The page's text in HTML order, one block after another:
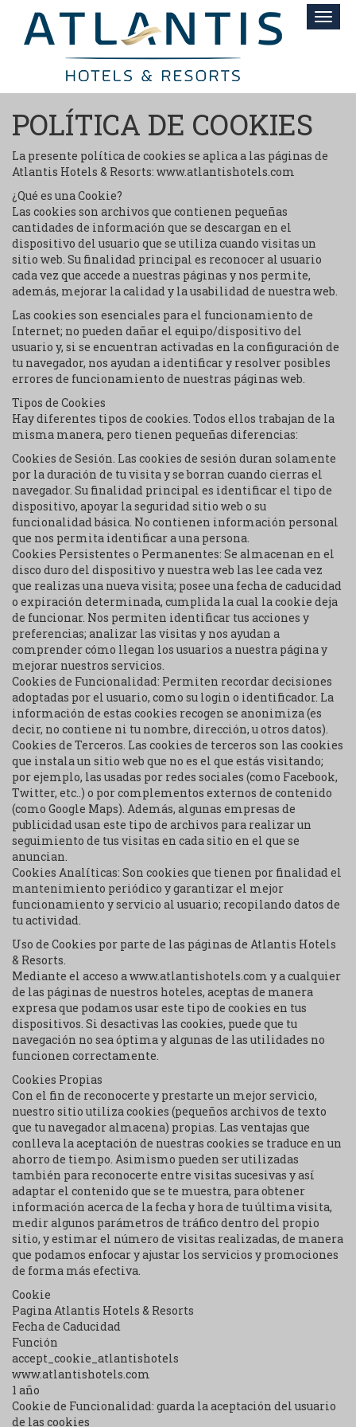
POLÍTICA DE COOKIES
La presente política de cookies se aplica a las páginas de
Atlantis Hotels & Resorts: www.atlantishotels.com
¿Qué es una Cookie?
Las cookies son archivos que contienen pequeñas
cantidades de información que se descargan en el
dispositivo del usuario que se utiliza cuando visitas un
sitio web. Su finalidad principal es reconocer al usuario
cada vez que accede a nuestras páginas y nos permite,
además, mejorar la calidad y la usabilidad de nuestra web.
Las cookies son esenciales para el funcionamiento de
Internet; no pueden dañar el equipo/dispositivo del
usuario y, si se encuentran activadas en la configuración de
tu navegador, nos ayudan a identificar y resolver posibles
errores de funcionamiento de nuestras páginas web.
Tipos de Cookies
Hay diferentes tipos de cookies. Todos ellos trabajan de la
misma manera, pero tienen pequeñas diferencias:
Cookies de Sesión. Las cookies de sesión duran solamente
por la duración de tu visita y se borran cuando cierras el
navegador. Su finalidad principal es identificar el tipo de
dispositivo, apoyar la seguridad sitio web o su
funcionalidad básica. No contienen información personal
que nos permita identificar a una persona.
Cookies Persistentes o Permanentes: Se almacenan en el
disco duro del dispositivo y nuestra web las lee cada vez
que realizas una nueva visita; posee una fecha de caducidad
o expiración determinada, cumplida la cual la cookie deja
de funcionar. Nos permiten identificar tus acciones y
preferencias; analizar las visitas y nos ayudan a
comprender cómo llegan los usuarios a nuestra página y
mejorar nuestros servicios.
Cookies de Funcionalidad: Permiten recordar decisiones
adoptadas por el usuario, como su login o identificador. La
información de estas cookies recogen se anonimiza (es
decir, no contiene ni tu nombre, dirección, u otros datos).
Cookies de Terceros. Las cookies de terceros son las cookies
que instala un sitio web que no es el que estás visitando;
por ejemplo, las usadas por redes sociales (como Facebook,
Twitter, etc..) o por complementos externos de contenido
(como Google Maps). Además, algunas empresas de
publicidad usan este tipo de archivos para realizar un
seguimiento de tus visitas en cada sitio en el que se
anuncian.
Cookies Analíticas: Son cookies que tienen por finalidad el
mantenimiento periódico y garantizar el mejor
funcionamiento y servicio al usuario; recopilando datos de
tu actividad.
Uso de Cookies por parte de las páginas de Atlantis Hotels
& Resorts.
Mediante el acceso a www.atlantishotels.com y a cualquier
de las páginas de nuestros hoteles, aceptas de manera
expresa que podamos usar este tipo de cookies en tus
dispositivos. Si desactivas las cookies, puede que tu
navegación no sea óptima y algunas de las utilidades no
funcionen correctamente.
Cookies Propias
Con el fin de reconocerte y prestarte un mejor servicio,
nuestro sitio utiliza cookies (pequeños archivos de texto
que tu navegador almacena) propias. Las ventajas que
conlleva la aceptación de nuestras cookies se traduce en un
ahorro de tiempo. Asimismo pueden ser utilizadas
también para reconocerte entre visitas sucesivas y así
adaptar el contenido que se te muestra, para obtener
información acerca de la fecha y hora de tu última visita,
medir algunos parámetros de tráfico dentro del propio
sitio, y estimar el número de visitas realizadas, de manera
que podamos enfocar y ajustar los servicios y promociones
de forma más efectiva.
Cookie
Pagina Atlantis Hotels & Resorts
Fecha de Caducidad
Función
accept_cookie_atlantishotels
www.atlantishotels.com
1 año
Cookie de Funcionalidad: guarda la aceptación del usuario
de las cookies